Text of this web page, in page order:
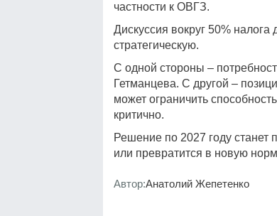
частности к ОВГЗ.
Дискуссия вокруг 50%
стратегическую.
С одной стороны –
Гетманцева. С другой –
может ограничить
критично.
Решение по 2027 году станет
или превратится в новую
Автор:Анатолий Жепетенко